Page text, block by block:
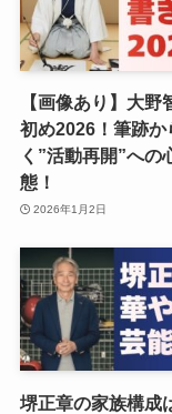
【画像あり】大野
初め2026！筆跡か
く”活動再開”への
態！
2026年1月2日
堺正章の家族構成